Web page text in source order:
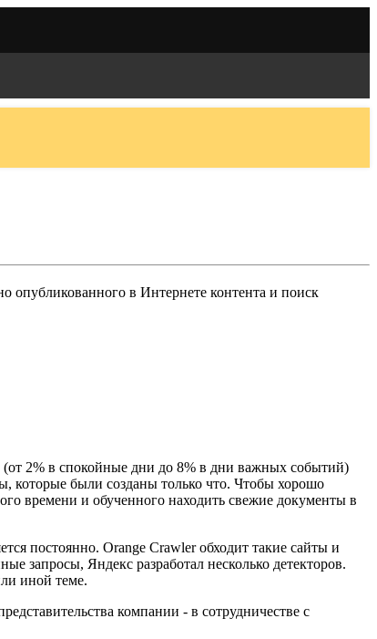
опубликованного в Интернете контента и поиск
(от 2% в спокойные дни до 8% в дни важных событий)
которые были созданы только что. Чтобы хорошо
времени и обученного находить свежие документы в
постоянно. Orange Crawler обходит такие сайты и
запросы, Яндекс разработал несколько детекторов.
иной теме.
компании - в сотрудничестве с